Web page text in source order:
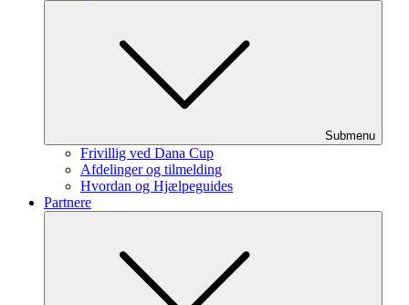
Submenu
Frivillig ved Dana Cup
Afdelinger og tilmelding
Hvordan og Hjælpeguides
Partnere